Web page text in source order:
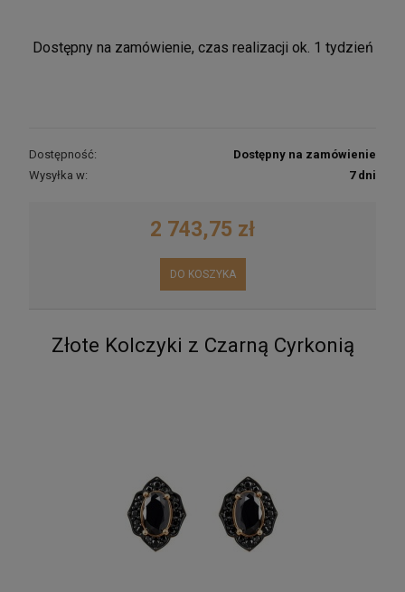
Dostępny na zamówienie, czas realizacji ok. 1 tydzień
Dostępność:
Dostępny na zamówienie
Wysyłka w:
7 dni
2 743,75 zł
DO KOSZYKA
Złote Kolczyki z Czarną Cyrkonią